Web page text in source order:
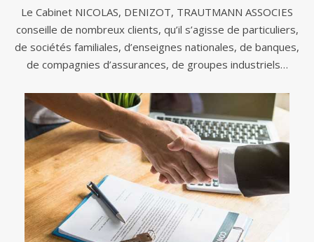
Le Cabinet NICOLAS, DENIZOT, TRAUTMANN ASSOCIES
conseille de nombreux clients, qu’il s’agisse de particuliers,
de sociétés familiales, d’enseignes nationales, de banques,
de compagnies d’assurances, de groupes industriels…